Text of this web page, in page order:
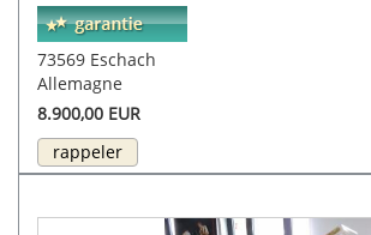
73569 Eschach
Allemagne
8.900,00 EUR
rappeler